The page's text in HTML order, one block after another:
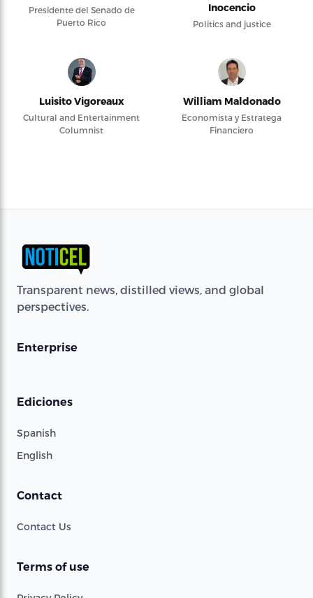
Presidente del Senado de
Puerto Rico
Inocencio
Politics and justice
Luisito Vigoreaux
Cultural and Entertainment
Columnist
William Maldonado
Economista y Estratega
Financiero
Transparent news, distilled views, and global
perspectives.
Enterprise
Ediciones
Spanish
English
Contact
Contact Us
Terms of use